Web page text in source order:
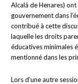
Alcalá de Henares)
gouvernement dans
contribué à cette
laquelle les droits
éducatives minimales
mentionné dans les
Lors d’une autre